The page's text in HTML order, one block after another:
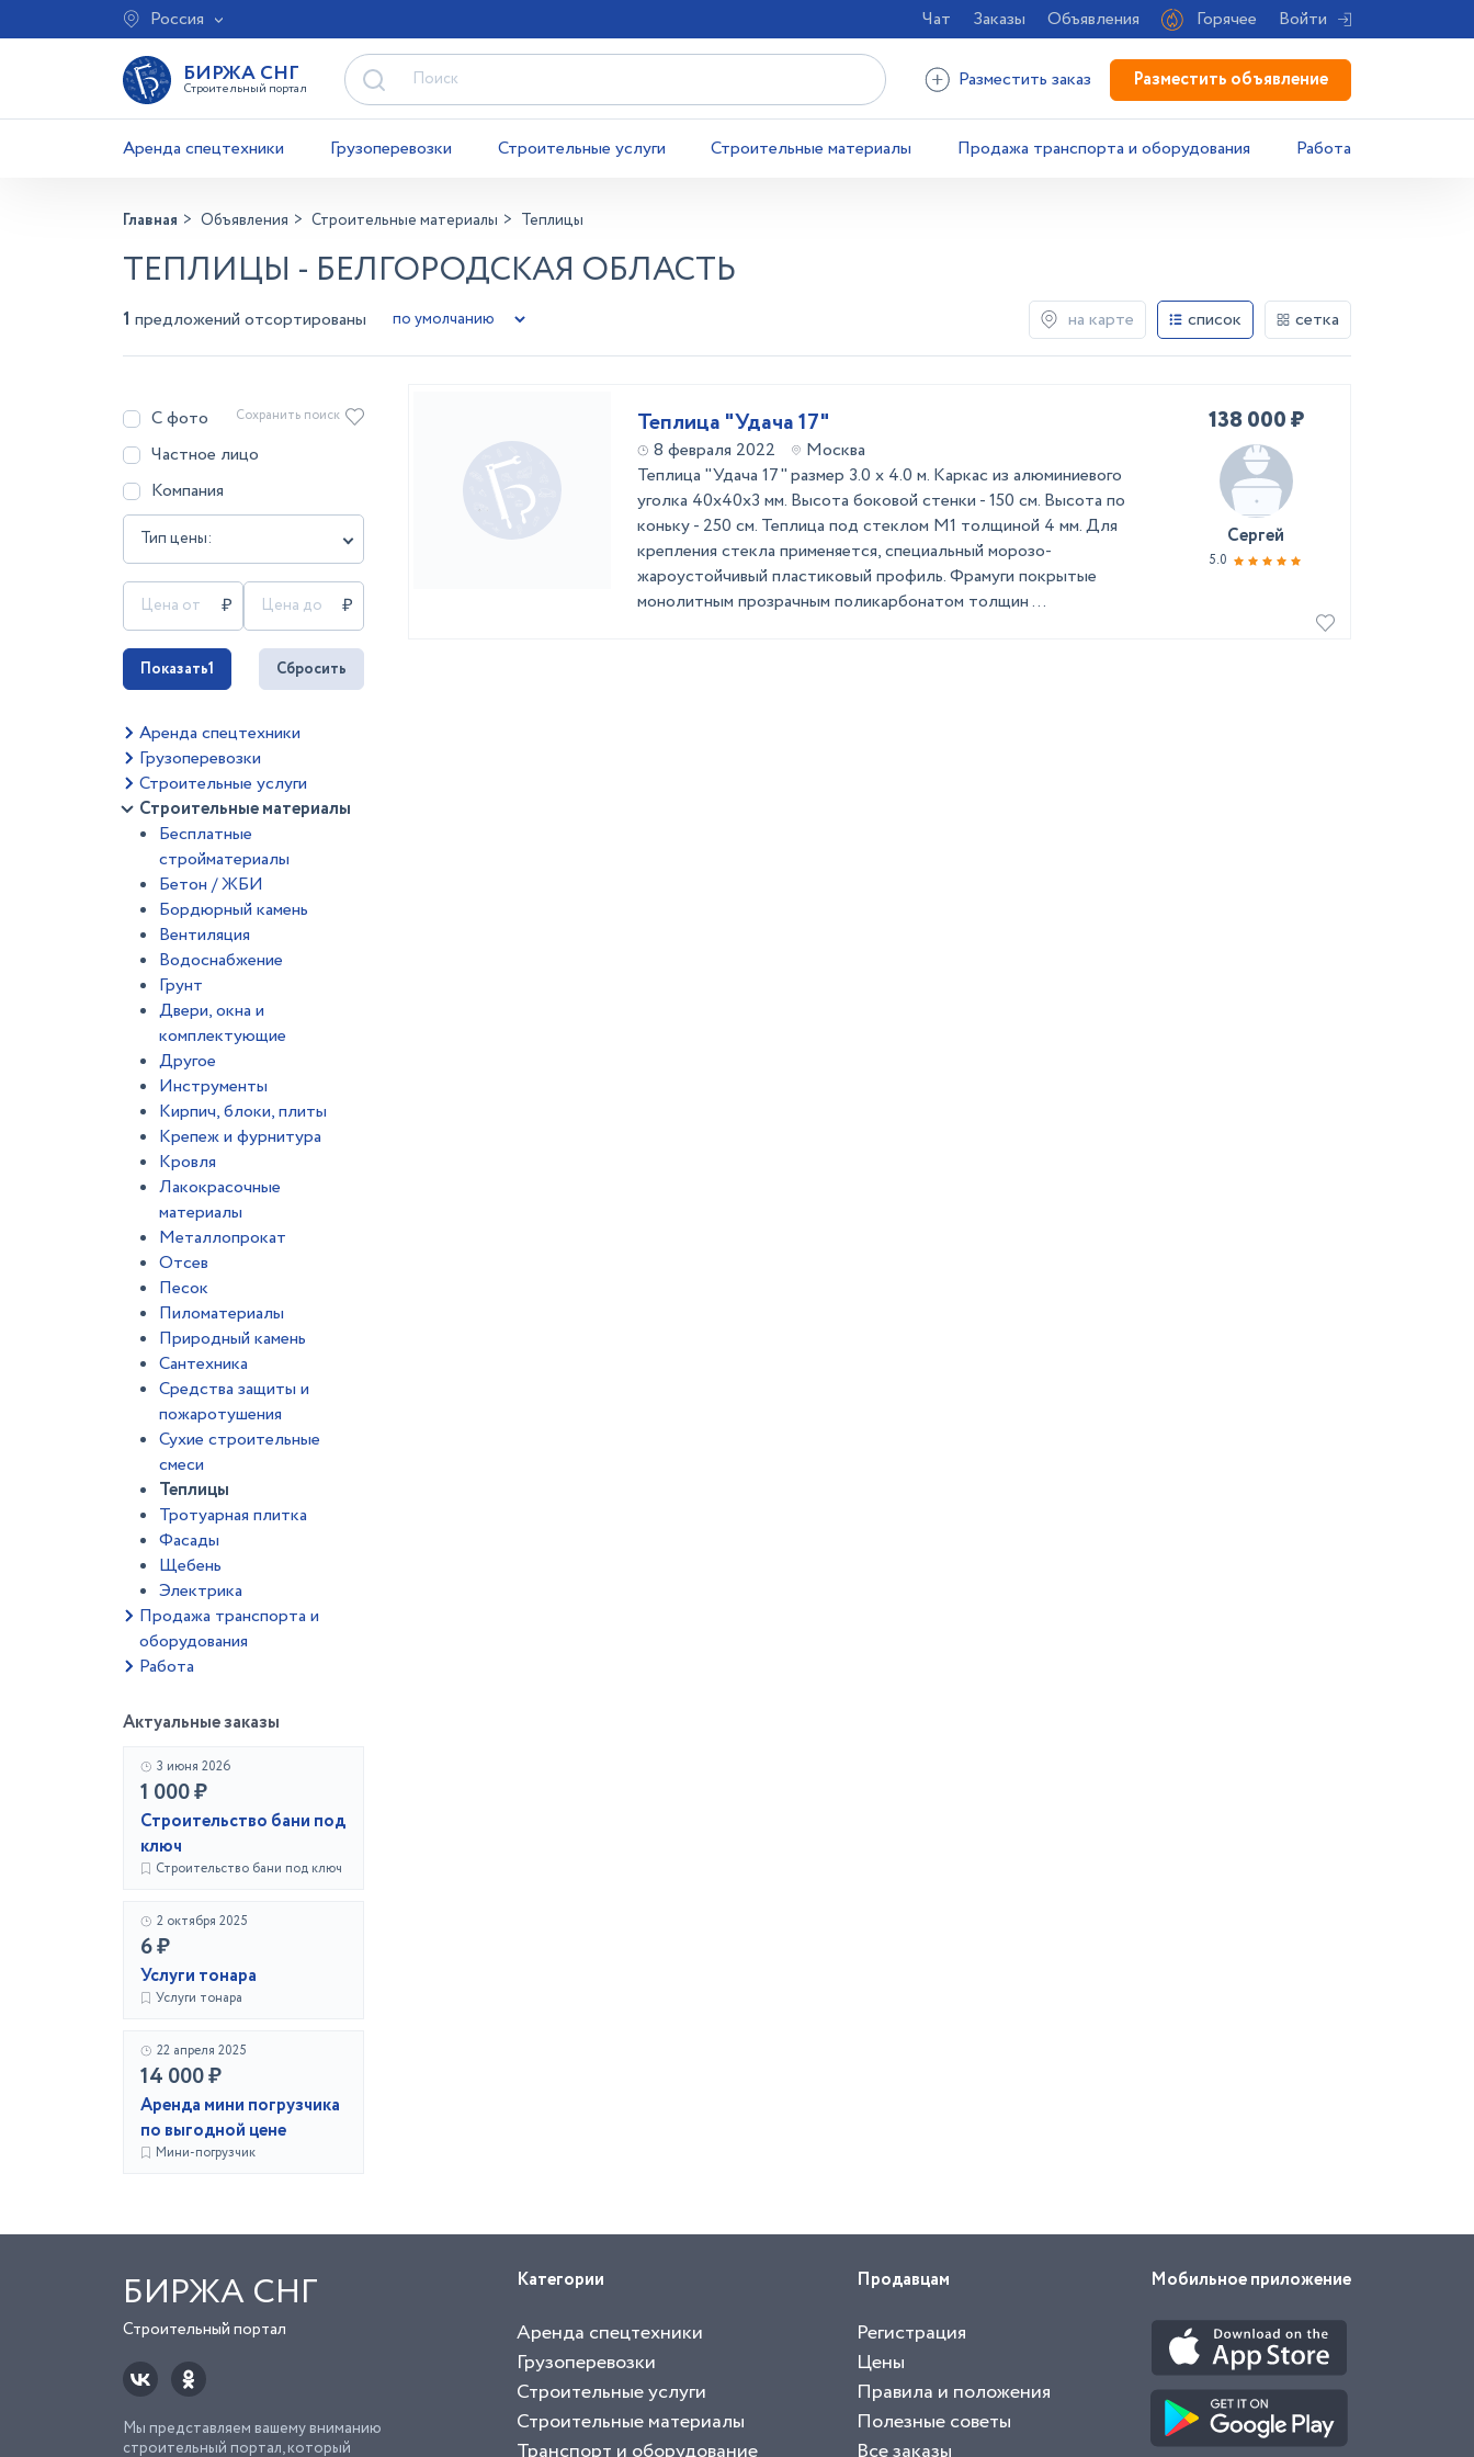
Россия Чат Заказы Объявления Горячее Войти
БИРЖА СНГ
Строительный портал Разместить заказ Разместить объявление
Аренда спецтехники Грузоперевозки Строительные услуги Строительные материалы Продажа транспорта и оборудования Работа
Главная Объявления Строительные материалы Теплицы
ТЕПЛИЦЫ - БЕЛГОРОДСКАЯ ОБЛАСТЬ
1 предложений отсортированы на карте список сетка
С фото
Частное лицо
Компания
Тип цены:
Сохранить поиск
Показать1 Сбросить
Аренда спецтехники
Грузоперевозки
Строительные услуги
Строительные материалы
Бесплатные
стройматериалы
Бетон / ЖБИ
Бордюрный камень
Вентиляция
Водоснабжение
Грунт
Двери, окна и
комплектующие
Другое
Инструменты
Кирпич, блоки, плиты
Крепеж и фурнитура
Кровля
Лакокрасочные
материалы
Металлопрокат
Отсев
Песок
Пиломатериалы
Природный камень
Сантехника
Средства защиты и
пожаротушения
Сухие строительные
смеси
Теплицы
Тротуарная плитка
Фасады
Щебень
Электрика
Продажа транспорта и
оборудования
Работа
Актуальные заказы
3 июня 2026
1 000 ₽
Строительство бани под
ключ
Строительство бани под ключ
2 октября 2025
6 ₽
Услуги тонара
Услуги тонара
22 апреля 2025
14 000 ₽
Аренда мини погрузчика
по выгодной цене
Мини-погрузчик
Теплица "Удача 17"
8 февраля 2022
Москва
Теплица "Удача 17" размер 3.0 х 4.0 м. Каркас из алюминиевого
уголка 40х40х3 мм. Высота боковой стенки - 150 см. Высота по
коньку - 250 см. Теплица под стеклом М1 толщиной 4 мм. Для
крепления стекла применяется, специальный морозо-
жароустойчивый пластиковый профиль. Фрамуги покрытые
монолитным прозрачным поликарбонатом толщин ...
138 000 ₽
Сергей
5.0
БИРЖА СНГ
Строительный портал
Мы представляем вашему вниманию
строительный портал, который
Категории
Аренда спецтехники
Грузоперевозки
Строительные услуги
Строительные материалы
Продавцам
Регистрация
Цены
Правила и положения
Полезные советы
Мобильное приложение